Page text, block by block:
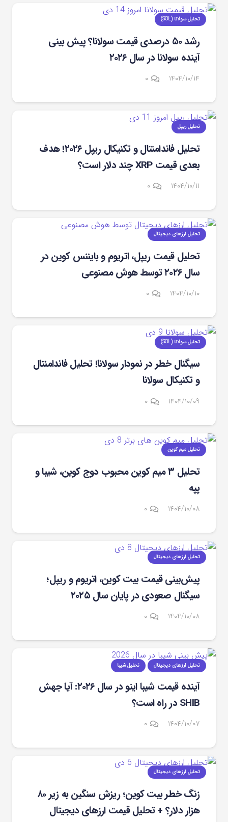
تحلیل سولانا (SOL)
رشد ۵۰ درصدی قیمت سولانا؟ پیش بینی
آینده سولانا در سال ۲۰۲۶
۱۴۰۴/۱۰/۱۴ ۰
تحلیل ریپل
تحلیل فاندامنتال و تکنیکال ریپل ۲۰۲۶! هدف
بعدی قیمت XRP چند دلار است؟
۱۴۰۴/۱۰/۱۱ ۰
تحلیل ارزهای دیجیتال
تحلیل قیمت ریپل، اتریوم و بایننس کوین در
سال ۲۰۲۶ توسط هوش مصنوعی
۱۴۰۴/۱۰/۱۰ ۰
تحلیل سولانا (SOL)
سیگنال خطر در نمودار سولانا! تحلیل فاندامنتال
و تکنیکال سولانا
۱۴۰۴/۱۰/۰۹ ۰
تحلیل میم کوین
تحلیل ۳ میم کوین محبوب دوج کوین، شیبا و
پپه
۱۴۰۴/۱۰/۰۸ ۰
تحلیل ارزهای دیجیتال
پیش‌بینی قیمت بیت‌ کوین، اتریوم و ریپل؛
سیگنال صعودی در پایان سال ۲۰۲۵
۱۴۰۴/۱۰/۰۸ ۰
تحلیل ارزهای دیجیتال تحلیل شیبا
آینده قیمت شیبا اینو در سال ۲۰۲۶: آیا جهش
SHIB در راه است؟
۱۴۰۴/۱۰/۰۷ ۰
تحلیل ارزهای دیجیتال
زنگ خطر بیت ‌کوین؛ ریزش سنگین به زیر ۸۰
هزار دلار؟ + تحلیل قیمت ارزهای دیجیتال